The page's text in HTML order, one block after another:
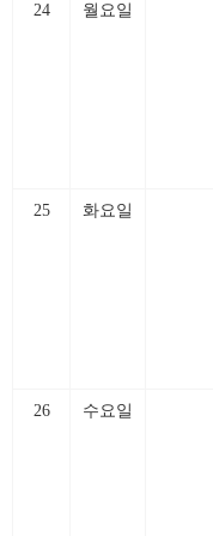
24 월요일
25 화요일
26 수요일